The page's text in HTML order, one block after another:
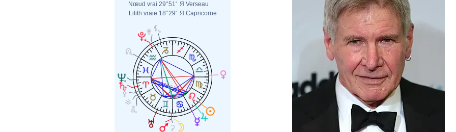
Nœud vrai 29°51' Я Verseau
Lilith vraie 18°29' Я Capricorne